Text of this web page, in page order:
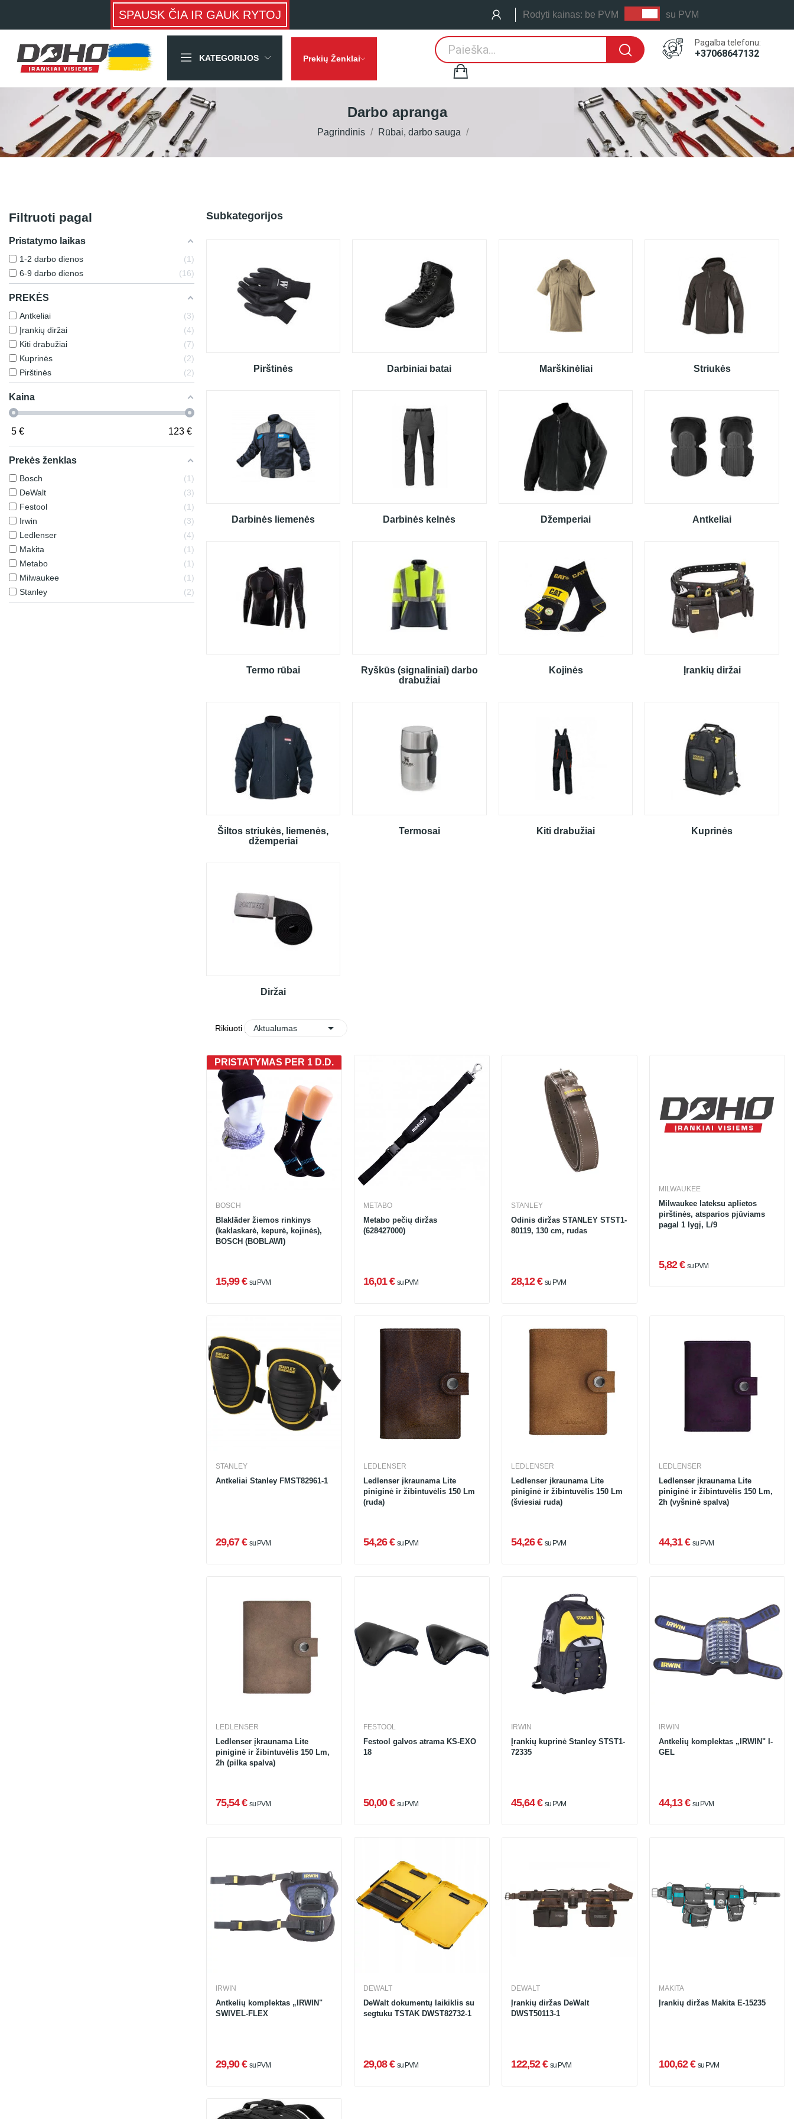
SPAUSK ČIA IR GAUK RYTOJ Rodyti kainas: be PVM su PVM
KATEGORIJOS Prekių Ženklai
Pagalba telefonu:
+37068647132
Darbo apranga
Pagrindinis Rūbai, darbo sauga
Filtruoti pagal
Pristatymo laikas
1-2 darbo dienos
1
6-9 darbo dienos
16
PREKĖS
Antkeliai
3
Įrankių diržai
4
Kiti drabužiai
7
Kuprinės
2
Pirštinės
2
Kaina
5 € 123€
Prekės ženklas
Bosch
1
DeWalt
3
Festool
1
Irwin
3
Ledlenser
4
Makita
1
Metabo
1
Milwaukee
1
Stanley
2
Subkategorijos
Pirštinės Darbiniai batai Marškinėliai Striukės
Darbinės liemenės Darbinės kelnės Džemperiai Antkeliai
Termo rūbai
Ryškūs (signaliniai) darbo
drabužiai
Kojinės Įrankių diržai
Šiltos striukės, liemenės,
džemperiai
Termosai Kiti drabužiai Kuprinės
Diržai
Rikiuoti pagal:Aktualumas 
PRISTATYMAS PER 1 D.D.
BOSCH
Blakläder žiemos rinkinys
(kaklaskarė, kepurė, kojinės),
BOSCH (BOBLAWI)
15,99 € su PVM
METABO
Metabo pečių diržas
(628427000)
16,01 € su PVM
STANLEY
Odinis diržas STANLEY STST1-
80119, 130 cm, rudas
28,12 € su PVM
MILWAUKEE
Milwaukee lateksu aplietos
pirštinės, atsparios pjūviams
pagal 1 lygį, L/9
5,82 € su PVM
STANLEY
Antkeliai Stanley FMST82961-1
29,67 € su PVM
LEDLENSER
Ledlenser įkraunama Lite
piniginė ir žibintuvėlis 150 Lm
(ruda)
54,26 € su PVM
LEDLENSER
Ledlenser įkraunama Lite
piniginė ir žibintuvėlis 150 Lm
(šviesiai ruda)
54,26 € su PVM
LEDLENSER
Ledlenser įkraunama Lite
piniginė ir žibintuvėlis 150 Lm,
2h (vyšninė spalva)
44,31 € su PVM
LEDLENSER
Ledlenser įkraunama Lite
piniginė ir žibintuvėlis 150 Lm,
2h (pilka spalva)
75,54 € su PVM
FESTOOL
Festool galvos atrama KS-EXO
18
50,00 € su PVM
IRWIN
Įrankių kuprinė Stanley STST1-
72335
45,64 € su PVM
IRWIN
Antkelių komplektas „IRWIN" I-
GEL
44,13 € su PVM
IRWIN
Antkelių komplektas „IRWIN"
SWIVEL-FLEX
29,90 € su PVM
DEWALT
DeWalt dokumentų laikiklis su
segtuku TSTAK DWST82732-1
29,08 € su PVM
DEWALT
Įrankių diržas DeWalt
DWST50113-1
122,52 € su PVM
MAKITA
Įrankių diržas Makita E-15235
100,62 € su PVM